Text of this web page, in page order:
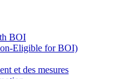
BOI
Eligible for BOI)
et des mesures